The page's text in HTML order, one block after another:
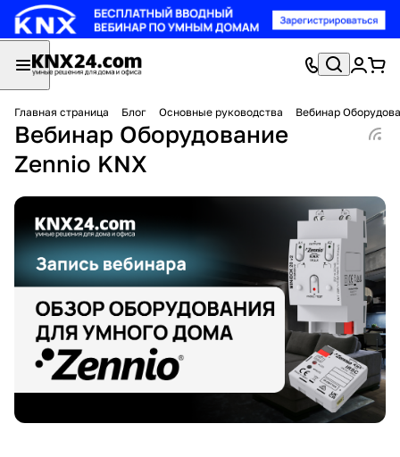
Главная страница Блог Основные руководства Вебинар
Вебинар Оборудование
Zennio KNX